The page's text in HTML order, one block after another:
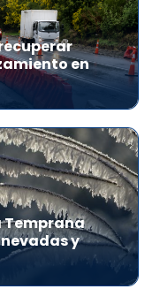
en
Temprana
nevadas y